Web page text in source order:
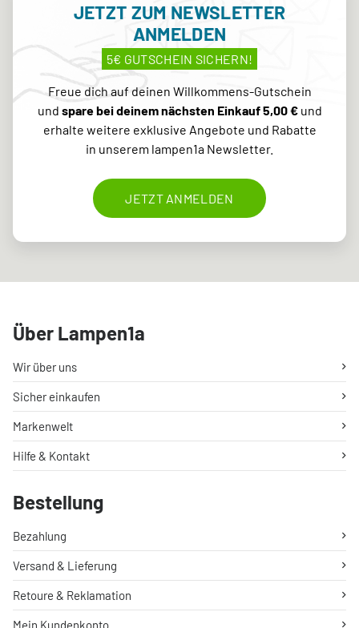
JETZT ZUM NEWSLETTER
ANMELDEN
5€ GUTSCHEIN SICHERN!
Freue dich auf deinen Willkommens-Gutschein
und spare bei deinem nächsten Einkauf 5,00 €und
erhalte weitere exklusive Angebote und Rabatte
in unserem lampen1a Newsletter.
JETZT ANMELDEN
Über Lampen1a
Wir über uns
Sicher einkaufen
Markenwelt
Hilfe & Kontakt
Bestellung
Bezahlung
Versand & Lieferung
Retoure & Reklamation
Mein Kundenkonto